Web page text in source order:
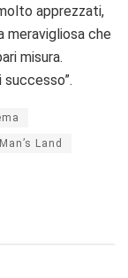
apprezzati,
meravigliosa che
misura.
Land